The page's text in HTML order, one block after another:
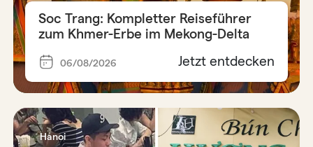
Soc Trang: Kompletter Reiseführer
zum Khmer-Erbe im Mekong-Delta
06/08/2026 Jetzt entdecken
Hanoi